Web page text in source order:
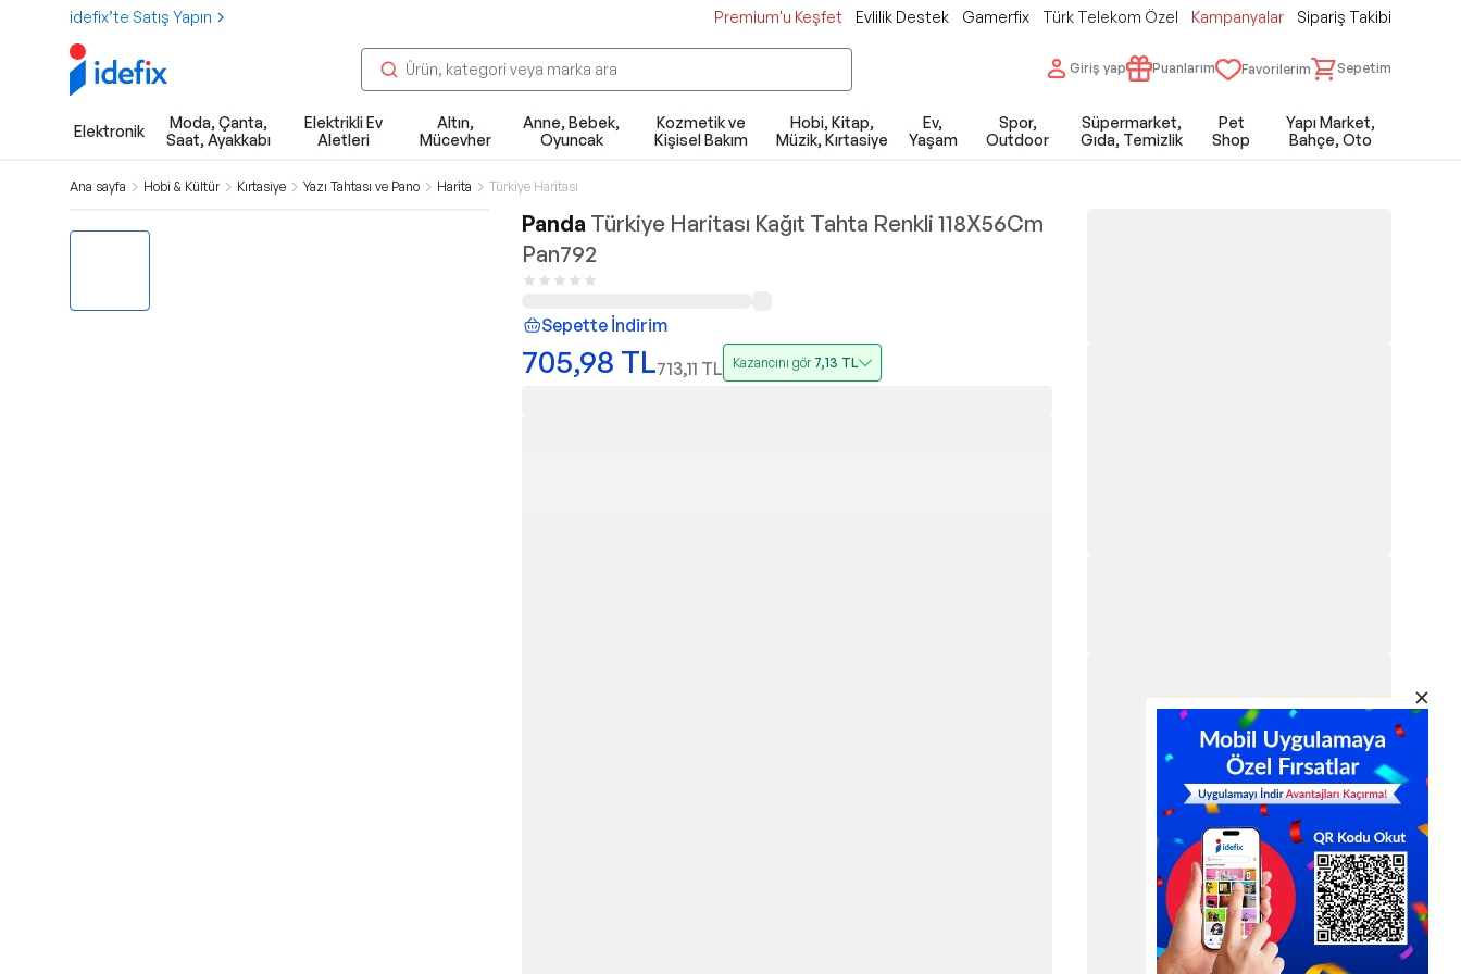
idefix’te Satış Yapın Premium'u Keşfet Evlilik Destek Gamerfix Türk Telekom Özel Kampanyalar Sipariş Takibi
Giriş yap Puanlarım Favorilerim Sepetim
Elektronik
Moda, Çanta,
Saat, Ayakkabı
Elektrikli Ev
Aletleri
Altın,
Mücevher
Anne, Bebek,
Oyuncak
Kozmetik ve
Kişisel Bakım
Hobi, Kitap,
Müzik, Kırtasiye
Ev,
Yaşam
Spor,
Outdoor
Süpermarket,
Gıda, Temizlik
Pet
Shop
Yapı Market,
Bahçe, Oto
Ana sayfa Hobi & Kültür Kırtasiye Yazı Tahtası ve Pano Harita Türkiye Haritası
Panda Türkiye Haritası Kağıt Tahta Renkli 118X56Cm
Pan792
Sepette İndirim
705,98 TL713,11 TL Kazancını gör 7,13 TL